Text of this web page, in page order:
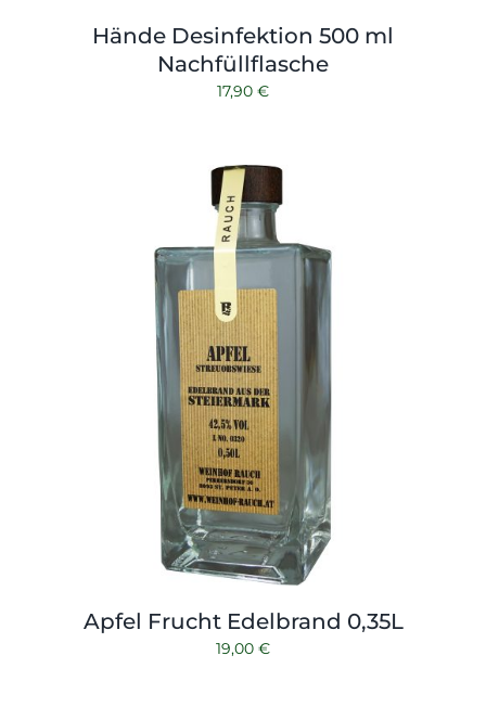
Hände Desinfektion 500 ml
Nachfüllflasche
17,90 €
Apfel Frucht Edelbrand 0,35L
19,00 €